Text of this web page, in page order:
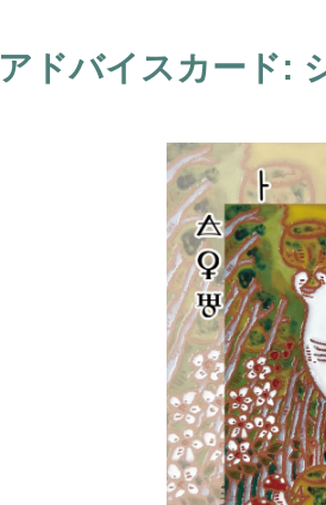
アドバイスカード: